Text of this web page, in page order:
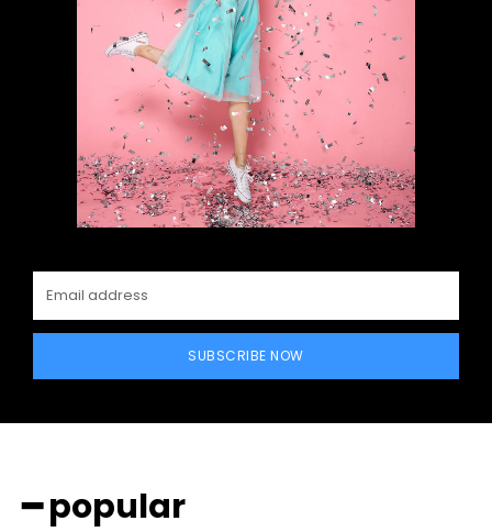
SUBSCRIBE NOW
━ popular